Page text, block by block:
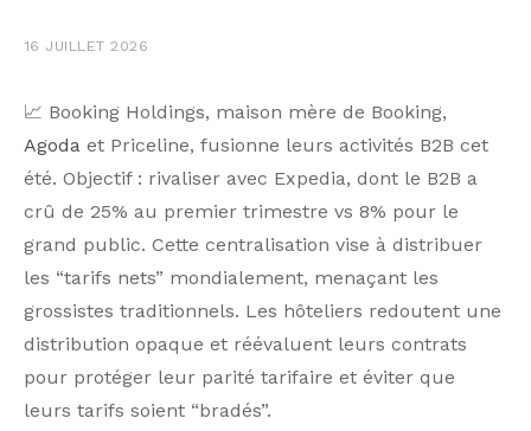
16 JUILLET 2026
📈 Booking Holdings, maison mère de Booking,
Agoda et Priceline, fusionne leurs activités B2B cet
été. Objectif : rivaliser avec Expedia, dont le B2B a
crû de 25% au premier trimestre vs 8% pour le
grand public. Cette centralisation vise à distribuer
les “tarifs nets” mondialement, menaçant les
grossistes traditionnels. Les hôteliers redoutent une
distribution opaque et réévaluent leurs contrats
pour protéger leur parité tarifaire et éviter que
leurs tarifs soient “bradés”.